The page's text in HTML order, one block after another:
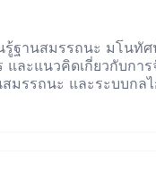
ฐานสมรรถนะ มโนทั
ละแนวคิดเกี่ยวกับการ
มรรถนะ และระบบกล